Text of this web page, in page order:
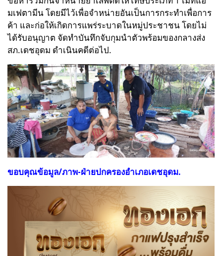
มเฟตามีน โดยมีไว้เพื่อจำหน่ายอันเป็นการกระทำเพื่อการ
ค้า และก่อให้เกิดการแพร่ระบาดในหมู่ประชาชน โดยไม่
ได้รับอนุญาต จัดทำบันทึกจับกุมนำตัวพร้อมของกลางส่ง
สภ.เดชอุดม ดำเนินคดีต่อไป.
ขอบคุณข้อมูล/ภาพ-ฝ่ายปกครองอำเภอเดชอุดม.